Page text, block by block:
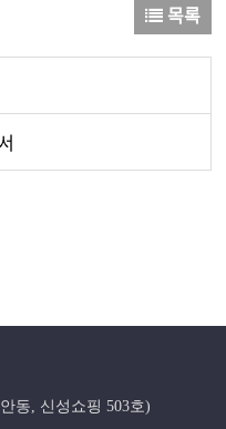
목록
동, 신성쇼핑 503호)